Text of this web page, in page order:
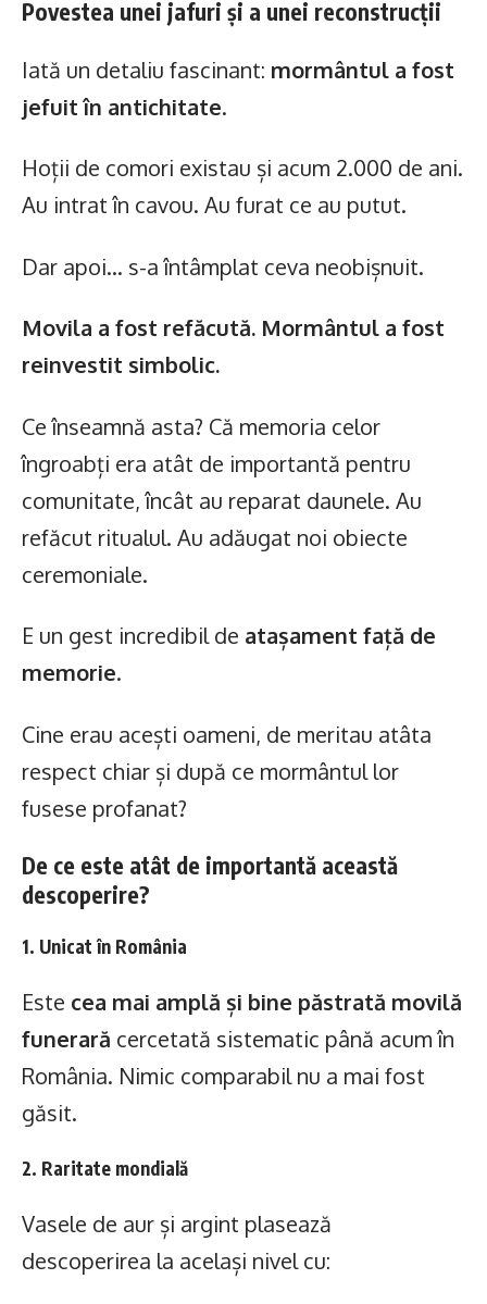
Povestea unei jafuri și a unei reconstrucții
Iată un detaliu fascinant: mormântul a fost
jefuit în antichitate.
Hoții de comori existau și acum 2.000 de ani.
Au intrat în cavou. Au furat ce au putut.
Dar apoi… s-a întâmplat ceva neobișnuit.
Movila a fost refăcută. Mormântul a fost
reinvestit simbolic.
Ce înseamnă asta? Că memoria celor
îngroabți era atât de importantă pentru
comunitate, încât au reparat daunele. Au
refăcut ritualul. Au adăugat noi obiecte
ceremoniale.
E un gest incredibil de atașament față de
memorie.
Cine erau acești oameni, de meritau atâta
respect chiar și după ce mormântul lor
fusese profanat?
De ce este atât de importantă această
descoperire?
1. Unicat în România
Este cea mai amplă și bine păstrată movilă
funerară cercetată sistematic până acum în
România. Nimic comparabil nu a mai fost
găsit.
2. Raritate mondială
Vasele de aur și argint plasează
descoperirea la același nivel cu: